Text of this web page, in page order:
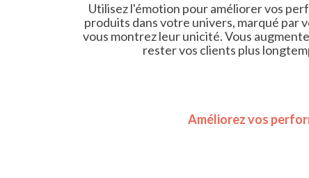
Utilisez l'émotion pour améliorer vos
produits dans votre univers, marqué par
vous montrez leur unicité. Vous
rester vos clients plus
Améliorez vos